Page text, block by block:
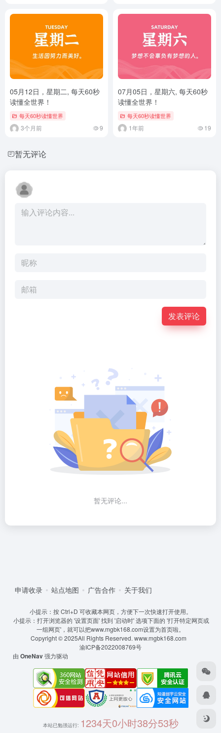
05月12日，星期二, 每天60秒
读懂全世界！
每天60秒读懂世界
3个月前 9
07月05日，星期六, 每天60秒
读懂全世界！
每天60秒读懂世界
1年前 19
暂无评论
发表评论
暂无评论...
申请收录 站点地图 广告合作 关于我们
小提示：按 Ctrl+D 可收藏本网页，方便下一次快速打开使用。
小提示：打开浏览器的 '设置页面' 找到 '启动时' 选项下面的 '打开特定网页或
一组网页'，就可以把www.mgbk168.com设置为首页啦。
Copyright © 2025All Rights Reserved. www.mgbk168.com
渝ICP备2022008769号
由 OneNav强力驱动
本站已勉强运行: 1234天0小时38分53秒